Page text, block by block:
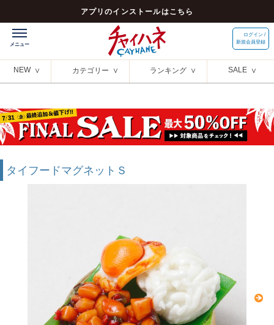
アプリのインストールはこちら
ログイン /
新規会員登録
NEW カテゴリー ランキング SALE
タイフードマグネットＳ